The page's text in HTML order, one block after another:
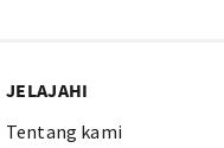
JELAJAHI
Tentang kami